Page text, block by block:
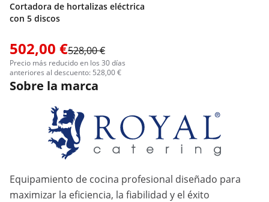
Cortadora de hortalizas eléctrica
con 5 discos
502,00 €528,00 €
Precio más reducido en los 30 días
anteriores al descuento: 528,00 €
Sobre la marca
Equipamiento de cocina profesional diseñado para
maximizar la eficiencia, la fiabilidad y el éxito